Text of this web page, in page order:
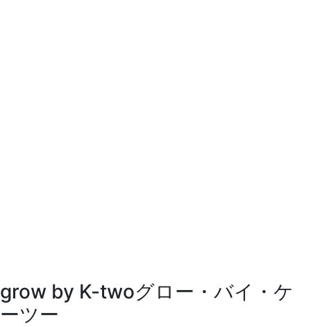
grow by K-twoグロー・バイ・ケ
ーツー